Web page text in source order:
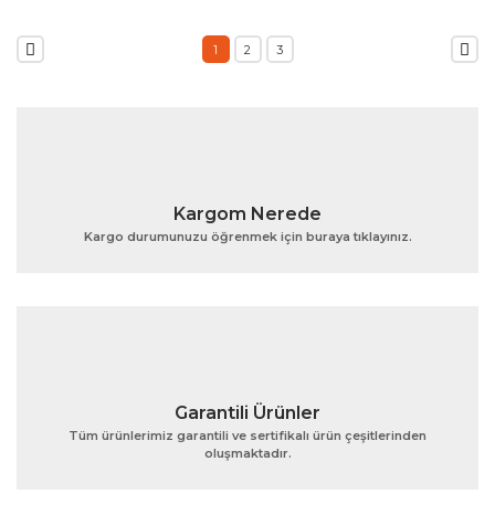
1 2 3
Kargom Nerede
Kargo durumunuzu öğrenmek için buraya tıklayınız.
Garantili Ürünler
Tüm ürünlerimiz garantili ve sertifikalı ürün çeşitlerinden
oluşmaktadır.